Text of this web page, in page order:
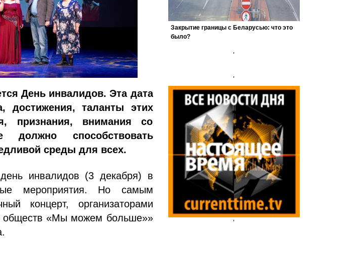
День инвалидов. Эта дата
достижения, таланты этих
признания, внимания со
должно способствовать
среды для всех.
инвалидов (3 декабря) в
мероприятия. Но самым
концерт, организаторами
обществ «Мы можем больше»»
'
'
'